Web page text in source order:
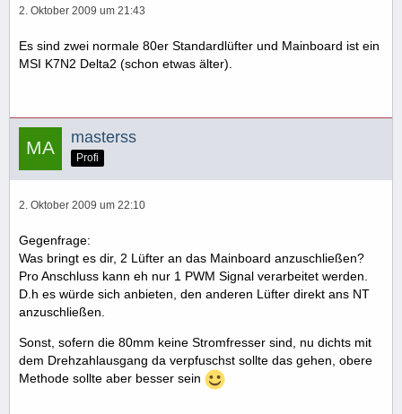
2. Oktober 2009 um 21:43
Es sind zwei normale 80er Standardlüfter und Mainboard ist ein
MSI K7N2 Delta2 (schon etwas älter).
masterss
Profi
2. Oktober 2009 um 22:10
Gegenfrage:
Was bringt es dir, 2 Lüfter an das Mainboard anzuschließen?
Pro Anschluss kann eh nur 1 PWM Signal verarbeitet werden.
D.h es würde sich anbieten, den anderen Lüfter direkt ans NT
anzuschließen.
Sonst, sofern die 80mm keine Stromfresser sind, nu dichts mit
dem Drehzahlausgang da verpfuschst sollte das gehen, obere
Methode sollte aber besser sein